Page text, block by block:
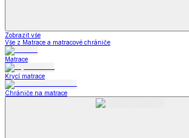
Zobrazit vše
Vše z Matrace a matracové chrániče
Matrace
Krycí matrace
Chrániče na matrace